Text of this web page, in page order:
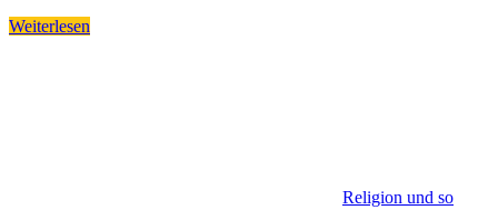
Weiterlesen
Religion und so